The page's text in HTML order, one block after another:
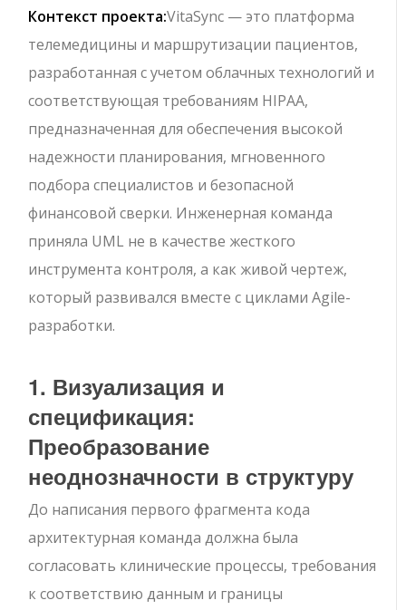
Контекст проекта:VitaSync — это платформа
телемедицины и маршрутизации пациентов,
разработанная с учетом облачных технологий и
соответствующая требованиям HIPAA,
предназначенная для обеспечения высокой
надежности планирования, мгновенного
подбора специалистов и безопасной
финансовой сверки. Инженерная команда
приняла UML не в качестве жесткого
инструмента контроля, а как живой чертеж,
который развивался вместе с циклами Agile-
разработки.
1. Визуализация и
спецификация:
Преобразование
неоднозначности в структуру
До написания первого фрагмента кода
архитектурная команда должна была
согласовать клинические процессы, требования
к соответствию данным и границы